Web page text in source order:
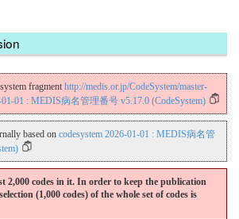
fragment http://medis.or.jp/CodeSystem/master-
01-01 : MEDIS病名管理番号 v5.17.0 (CodeSystem)
based on codesystem 2026-01-01 : MEDIS病名管
2,000 codes in it. In order to keep the publication
(1,000 codes) of the whole set of codes is